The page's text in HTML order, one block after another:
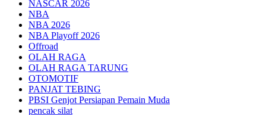
NASCAR 2026
NBA
NBA 2026
NBA Playoff 2026
Offroad
OLAH RAGA
OLAH RAGA TARUNG
OTOMOTIF
PANJAT TEBING
PBSI Genjot Persiapan Pemain Muda
pencak silat